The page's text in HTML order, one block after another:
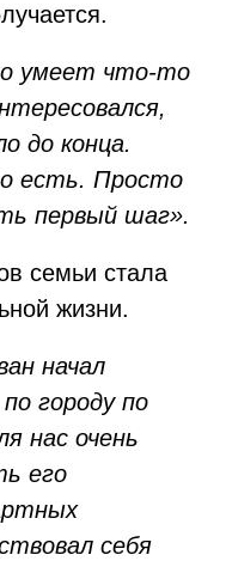
умеет что-то
до конца.
есть. Просто
первый шаг».
семьи стала
жизни.
начал
городу по
нас очень
его
себя